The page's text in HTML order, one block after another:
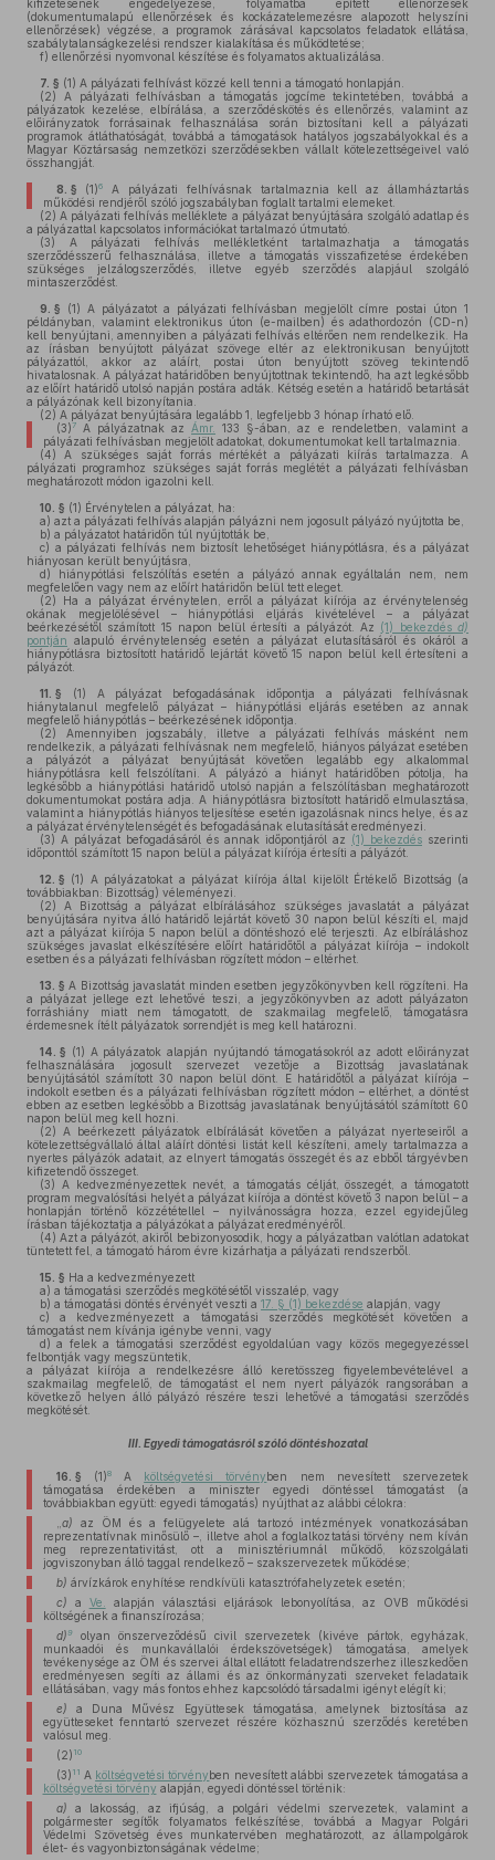
kifizetésének engedélyezése, folyamatba épített ellenőrzések
(dokumentumalapú ellenőrzések és kockázatelemezésre alapozott helyszíni
ellenőrzések) végzése, a programok zárásával kapcsolatos feladatok ellátása,
szabálytalanságkezelési rendszer kialakítása és működtetése;
f) ellenőrzési nyomvonal készítése és folyamatos aktualizálása.
7. § (1) A pályázati felhívást közzé kell tenni a támogató honlapján.
(2) A pályázati felhívásban a támogatás jogcíme tekintetében, továbbá a
pályázatok kezelése, elbírálása, a szerződéskötés és ellenőrzés, valamint az
előirányzatok forrásainak felhasználása során biztosítani kell a pályázati
programok átláthatóságát, továbbá a támogatások hatályos jogszabályokkal és a
Magyar Köztársaság nemzetközi szerződésekben vállalt kötelezettségeivel való
összhangját.
8. § (1)6
A pályázati felhívásnak tartalmaznia kell az államháztartás
működési rendjéről szóló jogszabályban foglalt tartalmi elemeket.
(2) A pályázati felhívás melléklete a pályázat benyújtására szolgáló adatlap és
a pályázattal kapcsolatos információkat tartalmazó útmutató.
(3) A pályázati felhívás mellékletként tartalmazhatja a támogatás
szerződésszerű felhasználása, illetve a támogatás visszafizetése érdekében
szükséges jelzálogszerződés, illetve egyéb szerződés alapjául szolgáló
mintaszerződést.
9. § (1) A pályázatot a pályázati felhívásban megjelölt címre postai úton 1
példányban, valamint elektronikus úton (e-mailben) és adathordozón (CD-n)
kell benyújtani, amennyiben a pályázati felhívás eltérően nem rendelkezik. Ha
az írásban benyújtott pályázat szövege eltér az elektronikusan benyújtott
pályázattól, akkor az aláírt, postai úton benyújtott szöveg tekintendő
hivatalosnak. A pályázat határidőben benyújtottnak tekintendő, ha azt legkésőbb
az előírt határidő utolsó napján postára adták. Kétség esetén a határidő betartását
a pályázónak kell bizonyítania.
(2) A pályázat benyújtására legalább 1, legfeljebb 3 hónap írható elő.
(3)7A pályázatnak az Ámr.
133 §-ában, az e rendeletben, valamint a
pályázati felhívásban megjelölt adatokat, dokumentumokat kell tartalmaznia.
(4) A szükséges saját forrás mértékét a pályázati kiírás tartalmazza. A
pályázati programhoz szükséges saját forrás meglétét a pályázati felhívásban
meghatározott módon igazolni kell.
10. § (1) Érvénytelen a pályázat, ha:
a) azt a pályázati felhívás alapján pályázni nem jogosult pályázó nyújtotta be,
b) a pályázatot határidőn túl nyújtották be,
c) a pályázati felhívás nem biztosít lehetőséget hiánypótlásra, és a pályázat
hiányosan került benyújtásra,
d) hiánypótlási felszólítás esetén a pályázó annak egyáltalán nem, nem
megfelelően vagy nem az előírt határidőn belül tett eleget.
(2) Ha a pályázat érvénytelen, erről a pályázat kiírója az érvénytelenség
okának megjelölésével – hiánypótlási eljárás kivételével – a pályázat
beérkezésétől számított 15 napon belül értesíti a pályázót. Az (1) bekezdésd)
pontján alapuló érvénytelenség esetén a pályázat elutasításáról és okáról a
hiánypótlásra biztosított határidő lejártát követő 15 napon belül kell értesíteni a
pályázót.
11. § (1) A pályázat befogadásának időpontja a pályázati felhívásnak
hiánytalanul megfelelő pályázat – hiánypótlási eljárás esetében az annak
megfelelő hiánypótlás – beérkezésének időpontja.
(2) Amennyiben jogszabály, illetve a pályázati felhívás másként nem
rendelkezik, a pályázati felhívásnak nem megfelelő, hiányos pályázat esetében
a pályázót a pályázat benyújtását követően legalább egy alkalommal
hiánypótlásra kell felszólítani. A pályázó a hiányt határidőben pótolja, ha
legkésőbb a hiánypótlási határidő utolsó napján a felszólításban meghatározott
dokumentumokat postára adja. A hiánypótlásra biztosított határidő elmulasztása,
valamint a hiánypótlás hiányos teljesítése esetén igazolásnak nincs helye, és az
a pályázat érvénytelenségét és befogadásának elutasítását eredményezi.
(3) A pályázat befogadásáról és annak időpontjáról az (1) bekezdés szerinti
időponttól számított 15 napon belül a pályázat kiírója értesíti a pályázót.
12. § (1) A pályázatokat a pályázat kiírója által kijelölt Értékelő Bizottság (a
továbbiakban: Bizottság) véleményezi.
(2) A Bizottság a pályázat elbírálásához szükséges javaslatát a pályázat
benyújtására nyitva álló határidő lejártát követő 30 napon belül készíti el, majd
azt a pályázat kiírója 5 napon belül a döntéshozó elé terjeszti. Az elbíráláshoz
szükséges javaslat elkészítésére előírt határidőtől a pályázat kiírója – indokolt
esetben és a pályázati felhívásban rögzített módon – eltérhet.
13. § A Bizottság javaslatát minden esetben jegyzőkönyvben kell rögzíteni. Ha
a pályázat jellege ezt lehetővé teszi, a jegyzőkönyvben az adott pályázaton
forráshiány miatt nem támogatott, de szakmailag megfelelő, támogatásra
érdemesnek ítélt pályázatok sorrendjét is meg kell határozni.
14. § (1) A pályázatok alapján nyújtandó támogatásokról az adott előirányzat
felhasználására jogosult szervezet vezetője a Bizottság javaslatának
benyújtásától számított 30 napon belül dönt. E határidőtől a pályázat kiírója –
indokolt esetben és a pályázati felhívásban rögzített módon – eltérhet, a döntést
ebben az esetben legkésőbb a Bizottság javaslatának benyújtásától számított 60
napon belül meg kell hozni.
(2) A beérkezett pályázatok elbírálását követően a pályázat nyerteseiről a
kötelezettségvállaló által aláírt döntési listát kell készíteni, amely tartalmazza a
nyertes pályázók adatait, az elnyert támogatás összegét és az ebből tárgyévben
kifizetendő összeget.
(3) A kedvezményezettek nevét, a támogatás célját, összegét, a támogatott
program megvalósítási helyét a pályázat kiírója a döntést követő 3 napon belül – a
honlapján történő közzététellel – nyilvánosságra hozza, ezzel egyidejűleg
írásban tájékoztatja a pályázókat a pályázat eredményéről.
(4) Azt a pályázót, akiről bebizonyosodik, hogy a pályázatban valótlan adatokat
tüntetett fel, a támogató három évre kizárhatja a pályázati rendszerből.
15. § Ha a kedvezményezett
a) a támogatási szerződés megkötésétől visszalép, vagy
b) a támogatási döntés érvényét veszti a 17. § (1) bekezdése alapján, vagy
c) a kedvezményezett a támogatási szerződés megkötését követően a
támogatást nem kívánja igénybe venni, vagy
d) a felek a támogatási szerződést egyoldalúan vagy közös megegyezéssel
felbontják vagy megszüntetik,
a pályázat kiírója a rendelkezésre álló keretösszeg figyelembevételével a
szakmailag megfelelő, de támogatást el nem nyert pályázók rangsorában a
következő helyen álló pályázó részére teszi lehetővé a támogatási szerződés
megkötését.
III. Egyedi támogatásról szóló döntéshozatal
16. § (1)8A költségvetési törvényben nem nevesített szervezetek
támogatása érdekében a miniszter egyedi döntéssel támogatást (a
továbbiakban együtt: egyedi támogatás) nyújthat az alábbi célokra:
a) az ÖM és a felügyelete alá tartozó intézmények vonatkozásában
reprezentatívnak minősülő –, illetve ahol a foglalkoztatási törvény nem kíván
meg reprezentativitást, ott a minisztériumnál működő, közszolgálati
jogviszonyban álló taggal rendelkező – szakszervezetek működése;
b) árvízkárok enyhítése rendkívüli katasztrófahelyzetek esetén;
c) a Ve.
alapján választási eljárások lebonyolítása, az OVB működési
költségének a finanszírozása;
d)9olyan önszerveződésű civil szervezetek (kivéve pártok, egyházak,
munkaadói és munkavállalói érdekszövetségek) támogatása, amelyek
tevékenysége az ÖM és szervei által ellátott feladatrendszerhez illeszkedően
eredményesen segíti az állami és az önkormányzati szerveket feladataik
ellátásában, vagy más fontos ehhez kapcsolódó társadalmi igényt elégít ki;
e) a Duna Művész Együttesek támogatása, amelynek biztosítása az
együtteseket fenntartó szervezet részére közhasznú szerződés keretében
valósul meg.
(2) 10
(3) 11 A költségvetési törvényben nevesített alábbi szervezetek támogatása a
költségvetési törvény alapján, egyedi döntéssel történik:
a) a lakosság, az ifjúság, a polgári védelmi szervezetek, valamint a
polgármester segítők folyamatos felkészítése, továbbá a Magyar Polgári
Védelmi Szövetség éves munkatervében meghatározott, az állampolgárok
élet- és vagyonbiztonságának védelme;